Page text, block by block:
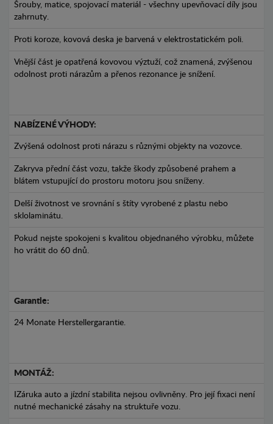
Šrouby, matice, spojovací materiál - všechny upevňovací díly jsou
zahrnuty.
Proti koroze, kovová deska je barvená v elektrostatickém poli.
Vnější část je opatřená kovovou výztuží, což znamená, zvýšenou
odolnost proti nárazům a přenos rezonance je snížení.
NABÍZENÉ VÝHODY:
Zvýšená odolnost proti nárazu s různými objekty na vozovce.
Zakryva přední část vozu, takže škody způsobené prahem a
blátem vstupující do prostoru motoru jsou sníženy.
Delší životnost ve srovnání s štíty vyrobené z plastu nebo
sklolaminátu.
Pokud nejste spokojeni s kvalitou objednaného výrobku, můžete
ho vrátit do 60 dnů.
Garantie:
24 Monate Herstellergarantie.
MONTÁŽ:
IZáruka auto a jízdní stabilita nejsou ovlivněny. Pro její fixaci není
nutné mechanické zásahy na struktuře vozu.